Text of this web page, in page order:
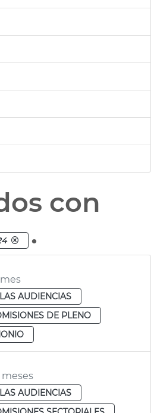
con
.
AUDIENCIAS
DE PLENO
AUDIENCIAS